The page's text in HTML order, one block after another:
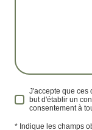
J'accepte que ces
but d'établir un
consentement à
* Indique les champs